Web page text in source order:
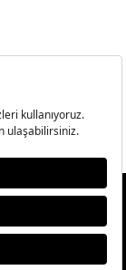
Parfüm